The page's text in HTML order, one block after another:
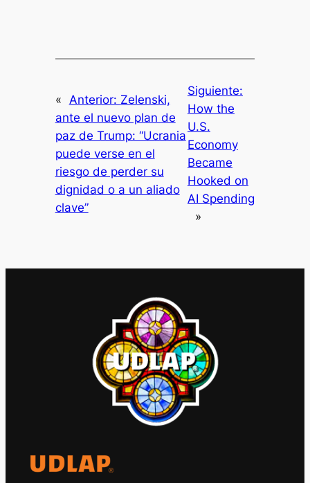
« Anterior: Zelenski,
ante el nuevo plan de
paz de Trump: “Ucrania
puede verse en el
riesgo de perder su
dignidad o a un aliado
clave”
Siguiente:
How the
U.S.
Economy
Became
Hooked on
AI Spending
»